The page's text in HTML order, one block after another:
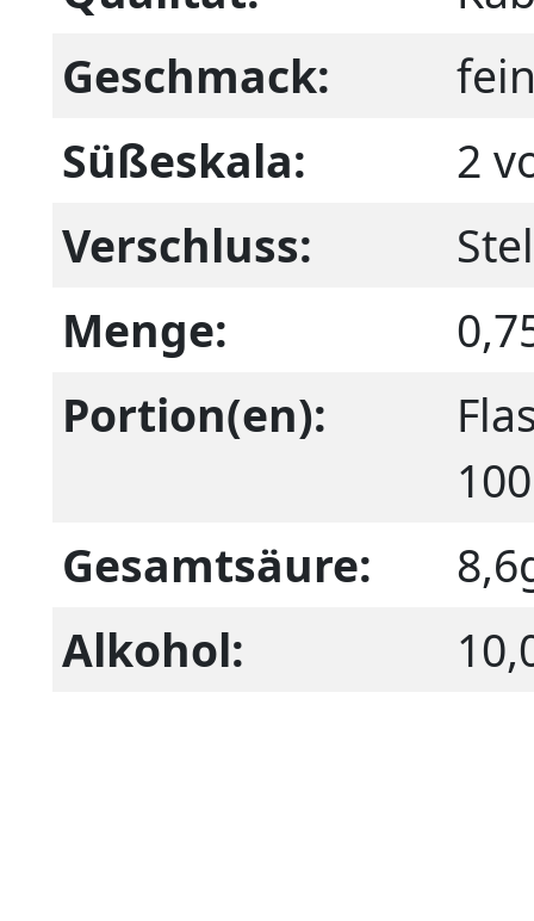
Geschmack:
Süßeskala:
2
Verschluss:
Menge:
Portion(en):
Gesamtsäure:
Alkohol: